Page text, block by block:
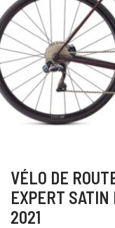
VÉLO DE
EXPERT
2021